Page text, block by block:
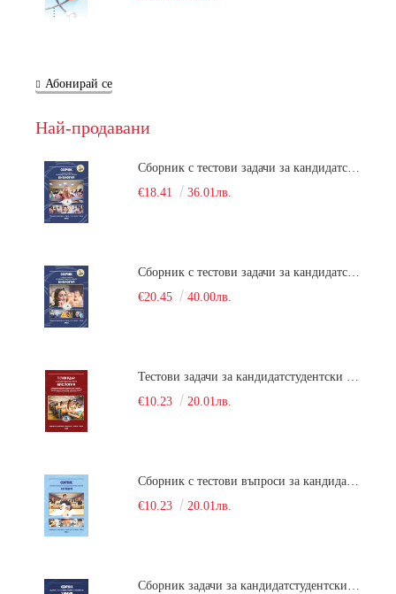
Абонирай се
Най-продавани
Сборник с тестови задачи за кандидатстудентски изпит по биология върху учебния материал за задължителна и профилирана подготовка, изучаван в средния курс на обучение. Част 1
€18.41
36.01лв.
Сборник с тестови задачи за кандидатстудентски изпит по биология върху учебния материал за задължителна и профилирана подготовка, изучаван в средния курс на обучение. Част 2
€20.45
40.00лв.
Тестови задачи за кандидатстудентски изпит по биология. Сборник
€10.23
20.01лв.
Сборник с тестови въпроси за кандидатстудентски изпит по химия. 2022
€10.23
20.01лв.
Сборник задачи за кандидатстудентски изпит по химия